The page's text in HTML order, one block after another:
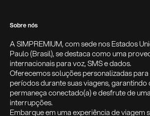
Sobre nós
A SIMPREMIUM, com sede nos Estados
Paulo (Brasil), se destaca como uma
internacionais para voz, SMS e dados.
Oferecemos soluções personalizadas
períodos durante suas viagens, garantindo
permaneça conectado(a) e desfrute de
interrupções.
Embarque em uma experiência de viagem